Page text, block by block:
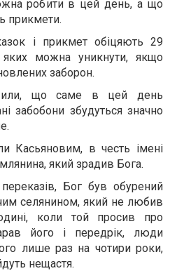
робити в цей день, а що
прикмети.
і прикмет обіцяють 29
можна уникнути, якщо
заборон.
що саме в цей день
забобони збудуться значно
Касьяновим, в честь імені
який зрадив Бога.
Бог був обурений
селянином, який не любив
коли той просив про
його і передрік, люди
лише раз на чотири роки,
нещастя.